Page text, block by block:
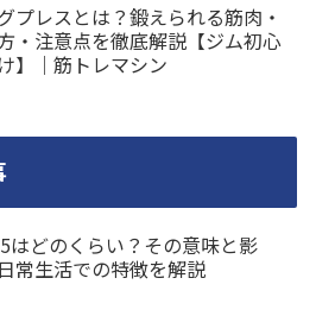
プレスとは？鍛えられる筋肉・
・注意点を徹底解説【ジム初心
】｜筋トレマシン
はどのくらい？その意味と影
常生活での特徴を解説